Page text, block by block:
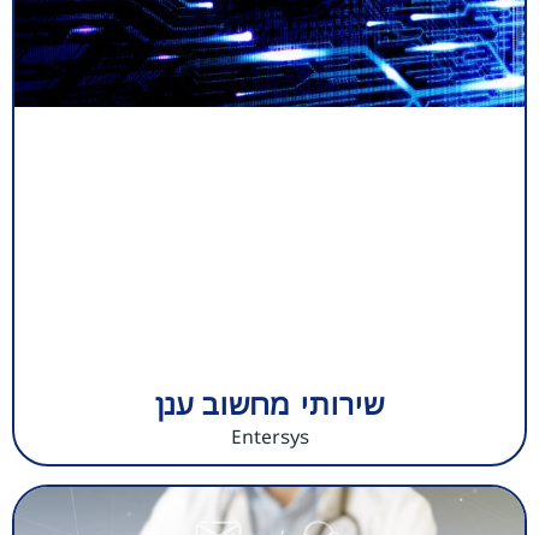
שירותי מחשוב ענן
Entersys